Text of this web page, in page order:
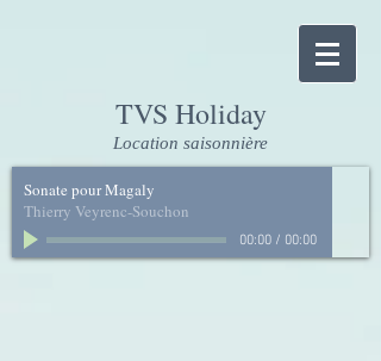
TVS Holiday
Location saisonnière
Sonate pour Magaly
Thierry Veyrenc-Souchon
00:00/ 00:00